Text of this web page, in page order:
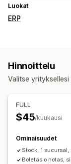
Luokat
ERP
Hinnoittelu
Valitse
FULL
$45/kuukausi
Ominaisuudet
Stock, 1 sucursal,
Boletas o notas,